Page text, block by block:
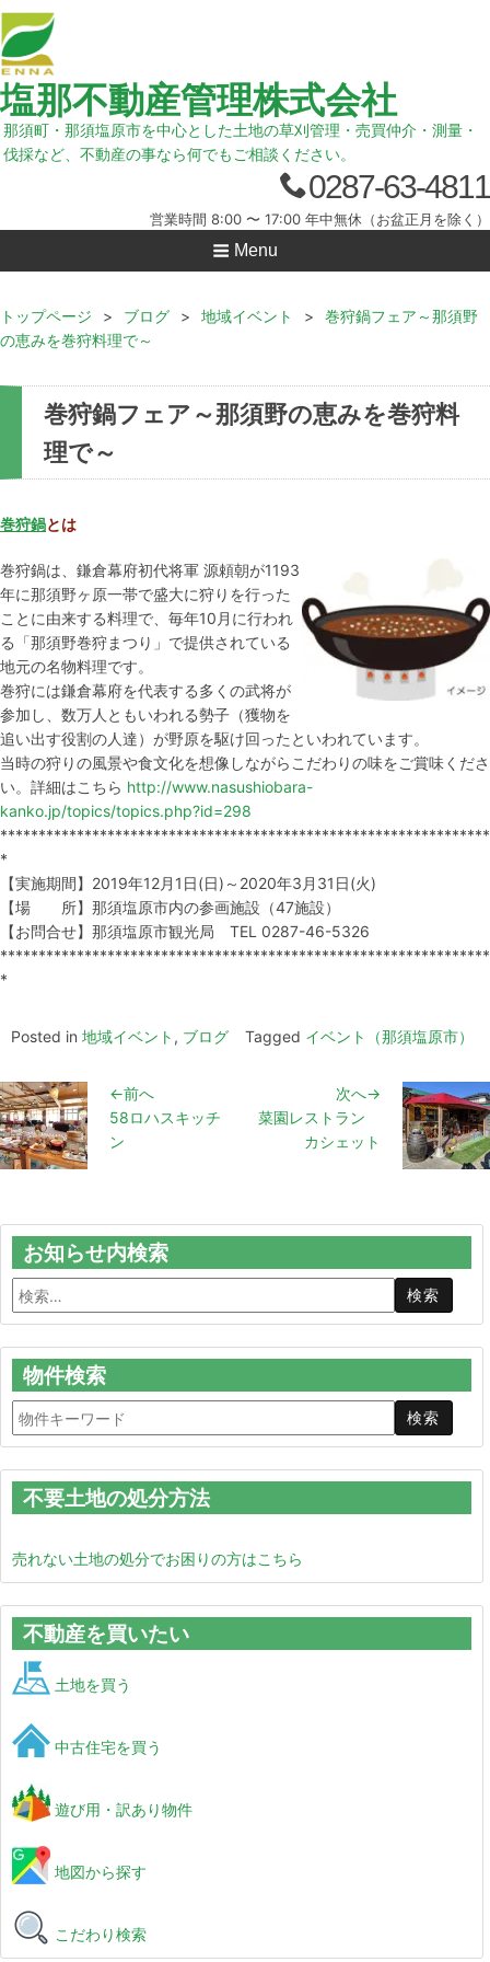
塩那不動産管理株式会社
那須町・那須塩原市を中心とした土地の草刈管理・売買仲介・測量・
伐採など、不動産の事なら何でもご相談ください。
0287-63-4811
営業時間 8:00 〜 17:00 年中無休（お盆正月を除く）
Menu
トップページ > ブログ > 地域イベント >
巻狩鍋フェア～那須野
の恵みを巻狩料理で～
巻狩鍋フェア～那須野の恵みを巻狩料
理で～
巻狩鍋とは
巻狩鍋は、鎌倉幕府初代将軍 源頼朝が1193
年に那須野ヶ原一帯で盛大に狩りを行った
ことに由来する料理で、毎年10月に行われ
る「那須野巻狩まつり」で提供されている
地元の名物料理です。
巻狩には鎌倉幕府を代表する多くの武将が
参加し、数万人ともいわれる勢子（獲物を
追い出す役割の人達）が野原を駆け回ったといわれています。
当時の狩りの風景や食文化を想像しながらこだわりの味をご賞味くださ
い。詳細はこちら http://www.nasushiobara-
kanko.jp/topics/topics.php?id=298
****************************************************************
*
【実施期間】2019年12月1日(日)～2020年3月31日(火)
【場 所】那須塩原市内の参画施設（47施設）
【お問合せ】那須塩原市観光局 TEL 0287-46-5326
****************************************************************
*
Posted in 地域イベント , ブログ Tagged イベント（那須塩原市）
←前へ
58ロハスキッチ
ン
次へ→
菜園レストラン
カシェット
お知らせ内検索
物件検索
不要土地の処分方法
売れない土地の処分でお困りの方はこちら
不動産を買いたい
土地を買う
中古住宅を買う
遊び用・訳あり物件
地図から探す
こだわり検索